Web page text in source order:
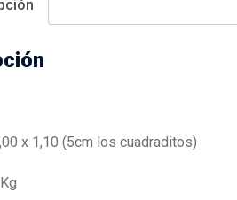
x 1,10 (5cm los cuadraditos)